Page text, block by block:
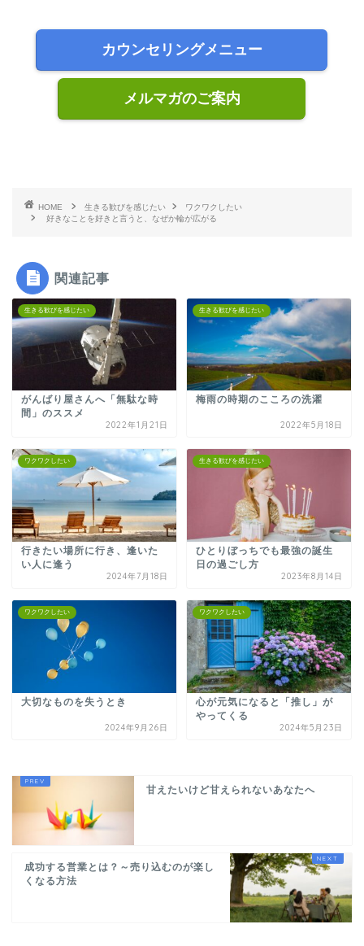
カウンセリングメニュー
メルマガのご案内
HOME 生きる歓びを感じたい
ワクワクしたい
好きなことを好きと言うと、なぜか輪が広がる
関連記事
生きる歓びを感じたい
がんばり屋さんへ「無駄な時
間」のススメ
2022年1月21日
生きる歓びを感じたい
梅雨の時期のこころの洗濯
2022年5月18日
ワクワクしたい
行きたい場所に行き、逢いた
い人に逢う
2024年7月18日
生きる歓びを感じたい
ひとりぼっちでも最強の誕生
日の過ごし方
2023年8月14日
ワクワクしたい
大切なものを失うとき
2024年9月26日
ワクワクしたい
心が元気になると「推し」が
やってくる
2024年5月23日
甘えたいけど甘えられないあなたへ
成功する営業とは？～売り込むのが楽し
くなる方法